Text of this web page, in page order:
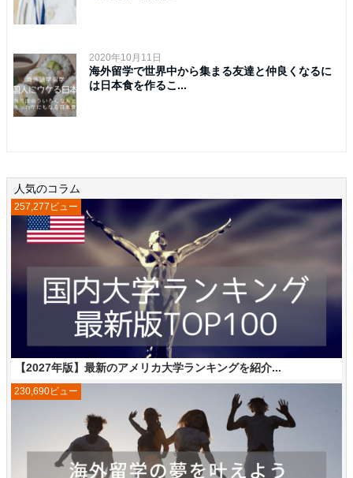
2020年10月11日
海外留学で世界中から集まる友達と仲良くなるに
は日本食を作るこ...
人気のコラム
【2027年版】最新のアメリカ大学ランキングを紹介...
257,277ビュー
230,690ビュー